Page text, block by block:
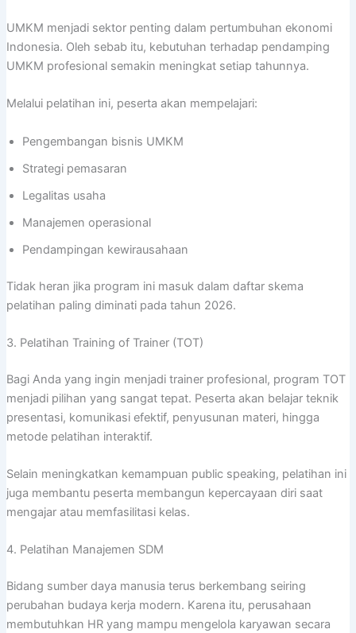
UMKM menjadi sektor penting dalam pertumbuhan ekonomi
Indonesia. Oleh sebab itu, kebutuhan terhadap pendamping
UMKM profesional semakin meningkat setiap tahunnya.
Melalui pelatihan ini, peserta akan mempelajari:
Pengembangan bisnis UMKM
Strategi pemasaran
Legalitas usaha
Manajemen operasional
Pendampingan kewirausahaan
Tidak heran jika program ini masuk dalam daftar skema
pelatihan paling diminati pada tahun 2026.
3. Pelatihan Training of Trainer (TOT)
Bagi Anda yang ingin menjadi trainer profesional, program TOT
menjadi pilihan yang sangat tepat. Peserta akan belajar teknik
presentasi, komunikasi efektif, penyusunan materi, hingga
metode pelatihan interaktif.
Selain meningkatkan kemampuan public speaking, pelatihan ini
juga membantu peserta membangun kepercayaan diri saat
mengajar atau memfasilitasi kelas.
4. Pelatihan Manajemen SDM
Bidang sumber daya manusia terus berkembang seiring
perubahan budaya kerja modern. Karena itu, perusahaan
membutuhkan HR yang mampu mengelola karyawan secara